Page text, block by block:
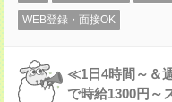
WEB登録・面接OK
≪1日4時間～＆
で時給1300円～